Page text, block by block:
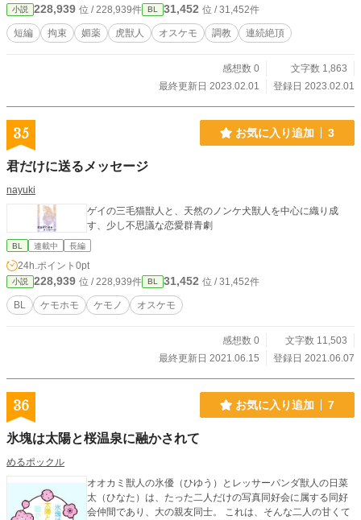
小説 228,939 位 / 228,939件 BL 31,452 位 / 31,452件
短編 拘束 媚薬 虎獣人 オスケモ 調教 連続絶頂
感想数 0
文字数 1,863
最終更新日 2023.02.01
登録日 2023.02.01
35 お気に入り追加 3
君だけに送るメッセージ
nayuki
ゲイの三毛猫獣人と、天然のノンケ犬獣人を中心に織り成
す、少し不思議な恋愛群青劇
BL 連載中 長編
24h.ポイント 0pt
小説 228,939 位 / 228,939件 BL 31,452 位 / 31,452件
BL ケモホモ ケモノ オスケモ
感想数 0
文字数 11,503
最終更新日 2021.06.15
登録日 2021.06.07
36 お気に入り追加 7
氷塊は太陽と桜温泉に融かされて
めるポックル
オオカミ獣人の氷優（ひゆう）とレッサーパンダ獣人の日菜
太（ひなた）は、たった二人だけの写真同好会に属する同好
会仲間であり、大の親友同士。 これは、そんな二人の甘くて